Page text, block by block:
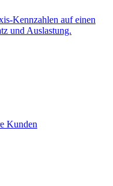
Kennzahlen auf einen
und Auslastung.
Kunden